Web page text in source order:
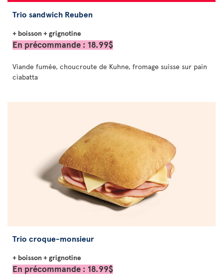
Trio sandwich Reuben
+ boisson + grignotine
En précommande : 18.99$
Viande fumée, choucroute de Kuhne, fromage suisse sur pain
ciabatta
Trio croque-monsieur
+ boisson + grignotine
En précommande : 18.99$